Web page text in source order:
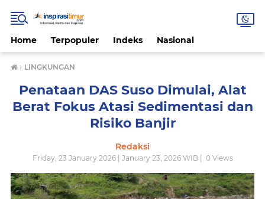
Home Terpopuler Indeks Nasional
› LINGKUNGAN
Penataan DAS Suso Dimulai, Alat
Berat Fokus Atasi Sedimentasi dan
Risiko Banjir
Redaksi
Friday, 23 January 2026 | January 23, 2026 WIB | 0Views